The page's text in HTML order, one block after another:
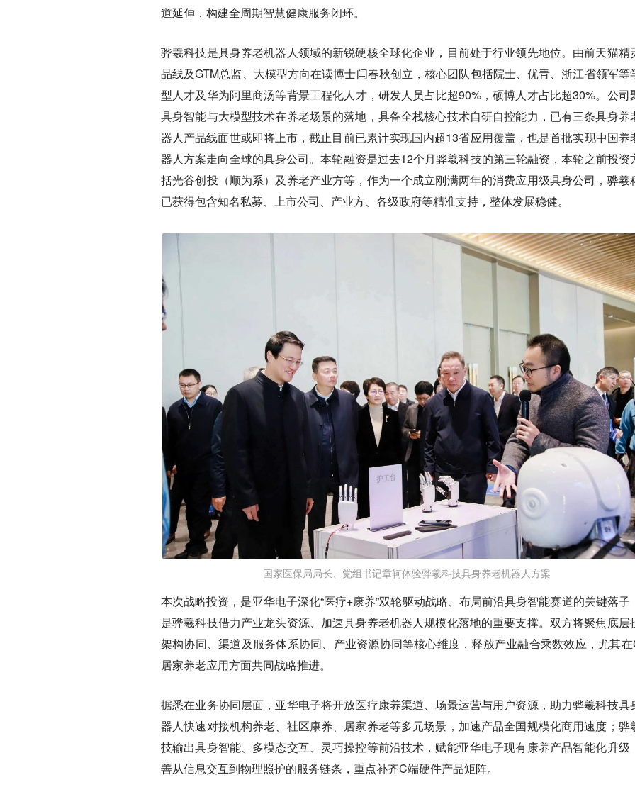
道延伸，构建全周期智慧健康服务闭环。
骅羲科技是具身养老机器人领域的新锐硬核全球化企业，目前处于行业领先地位。由前天猫精
品线及GTM总监、大模型方向在读博士闫春秋创立，核心团队包括院士、优青、浙江省领军等
型人才及华为阿里商汤等背景工程化人才，研发人员占比超90%，硕博人才占比超30%。公司
具身智能与大模型技术在养老场景的落地，具备全栈核心技术自研自控能力，已有三条具身养
器人产品线面世或即将上市，截止目前已累计实现国内超13省应用覆盖，也是首批实现中国养
器人方案走向全球的具身公司。本轮融资是过去12个月骅羲科技的第三轮融资，本轮之前投资
括光谷创投（顺为系）及养老产业方等，作为一个成立刚满两年的消费应用级具身公司，骅羲
已获得包含知名私募、上市公司、产业方、各级政府等精准支持，整体发展稳健。
国家医保局局长、党组书记章轲体验骅羲科技具身养老机器人方案
本次战略投资，是亚华电子深化“医疗+康养”双轮驱动战略、布局前沿具身智能赛道的关键落子
是骅羲科技借力产业龙头资源、加速具身养老机器人规模化落地的重要支撑。双方将聚焦底层
架构协同、渠道及服务体系协同、产业资源协同等核心维度，释放产业融合乘数效应，尤其
居家养老应用方面共同战略推进。
据悉在业务协同层面，亚华电子将开放医疗康养渠道、场景运营与用户资源，助力骅羲科技具
器人快速对接机构养老、社区康养、居家养老等多元场景，加速产品全国规模化商用速度；骅
技输出具身智能、多模态交互、灵巧操控等前沿技术，赋能亚华电子现有康养产品智能化升级
善从信息交互到物理照护的服务链条，重点补齐C端硬件产品矩阵。